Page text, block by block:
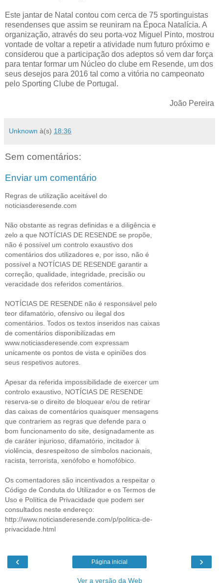
Este jantar de Natal contou com cerca de 75 sportinguistas
resendenses que assim se reuniram na Época Natalícia. A
organização, através do seu porta-voz Miguel Pinto, mostrou
vontade de voltar a repetir a atividade num futuro próximo e
considerou que a participação dos adeptos só vem dar força
para tentar formar um Núcleo do clube em Resende, um dos
seus desejos para 2016 tal como a vitória no campeonato
pelo Sporting Clube de Portugal.
João Pereira
Unknown à(s) 18:36
Sem comentários:
Enviar um comentário
Regras de utilização aceitável do
noticiasderesende.com
Não obstante as regras definidas e a diligência e
zelo a que NOTÍCIAS DE RESENDE se propõe,
não é possível um controlo exaustivo dos
comentários dos utilizadores e, por isso, não é
possível a NOTÍCIAS DE RESENDE garantir a
correção, qualidade, integridade, precisão ou
veracidade dos referidos comentários.
NOTÍCIAS DE RESENDE não é responsável pelo
teor difamatório, ofensivo ou ilegal dos
comentários. Todos os textos inseridos nas caixas
de comentários disponibilizadas em
www.noticiasderesende.com expressam
unicamente os pontos de vista e opiniões dos
seus respetivos autores.
Apesar da referida impossibilidade de exercer um
controlo exaustivo, NOTÍCIAS DE RESENDE
reserva-se o direito de bloquear e/ou de retirar
das caixas de comentários quaisquer mensagens
que contrariem as regras que defende para o
bom funcionamento do site, designadamente as
de caráter injurioso, difamatório, incitador à
violência, desrespeitoso de símbolos nacionais,
racista, terrorista, xenófobo e homofóbico.
Os comentadores são incentivados a respeitar o
Código de Conduta do Utilizador e os Termos de
Uso e Política de Privacidade que podem ser
consultados neste endereço:
http://www.noticiasderesende.com/p/politica-de-
privacidade.html
‹ ›
Página inicial
Ver a versão da Web